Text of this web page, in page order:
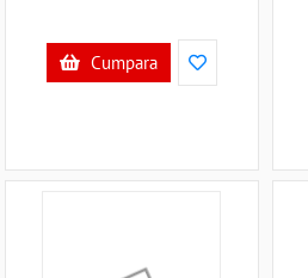
Cumpara